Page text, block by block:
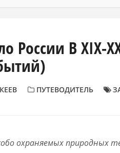
России В XIX-
ПУТЕВОДИТЕЛЬ
охраняемых природных